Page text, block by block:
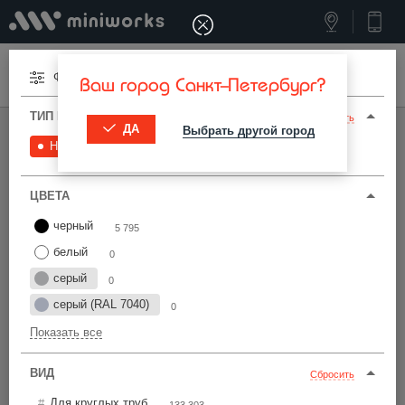
Меню Ваш город Санкт-Петербург?
ДА Выбрать другой город
МИНИВОРКС ПРО НАКОНЕЧНИКИ /НАКОНЕЧНИКИ
Фильтры
ТИП И ПАРАМЕТРЫ Сбросить
Наконечники
ЦВЕТА
черный 5 795
белый 0
серый 0
серый (RAL 7040) 0
Показать все
ВИД Сбросить